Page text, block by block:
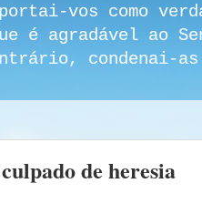
vos como
é agradável ao
condenai-
de heresia